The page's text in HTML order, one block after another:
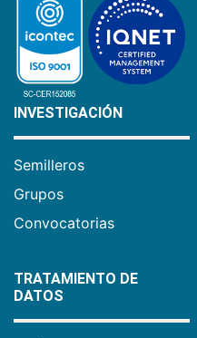
INVESTIGACIÓN
Semilleros
Grupos
Convocatorias
TRATAMIENTO DE
DATOS